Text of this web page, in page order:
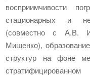
восприимчивости
стационарных и
(совместно с А.В.
Мищенко),
структур на фоне